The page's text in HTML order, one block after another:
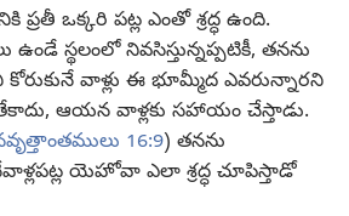
ప్రతీ ఒక్కరి పట్ల ఎంతో శ్రద్ధ ఉంది.
స్థలంలో నివసిస్తున్నప్పటికీ, తనను
వాళ్లు ఈ భూమ్మీద ఎవరున్నారని
ఆయన వాళ్లకు సహాయం చేస్తాడు.
16:9) తనను
యెహోవా ఎలా శ్రద్ధ చూపిస్తాడో